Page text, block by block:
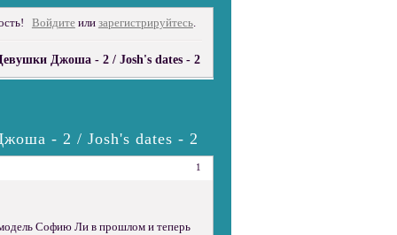
Войдитеили зарегистрируйтесь.
Джоша - 2 / Josh's dates - 2
- 2 / Josh's dates - 2
1
Софию Ли в прошлом и теперь